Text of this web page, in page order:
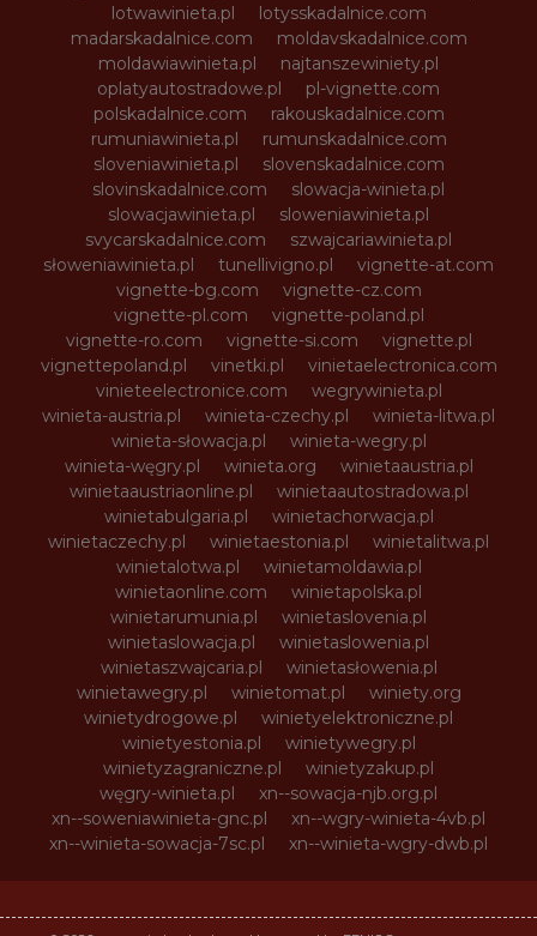
lotwawinieta.pl
lotysskadalnice.com
madarskadalnice.com
moldavskadalnice.com
moldawiawinieta.pl
najtanszewiniety.pl
oplatyautostradowe.pl
pl-vignette.com
polskadalnice.com
rakouskadalnice.com
rumuniawinieta.pl
rumunskadalnice.com
sloveniawinieta.pl
slovenskadalnice.com
slovinskadalnice.com
slowacja-winieta.pl
slowacjawinieta.pl
sloweniawinieta.pl
svycarskadalnice.com
szwajcariawinieta.pl
słoweniawinieta.pl
tunellivigno.pl
vignette-at.com
vignette-bg.com
vignette-cz.com
vignette-pl.com
vignette-poland.pl
vignette-ro.com
vignette-si.com
vignette.pl
vignettepoland.pl
vinetki.pl
vinietaelectronica.com
vinieteelectronice.com
wegrywinieta.pl
winieta-austria.pl
winieta-czechy.pl
winieta-litwa.pl
winieta-słowacja.pl
winieta-wegry.pl
winieta-węgry.pl
winieta.org
winietaaustria.pl
winietaaustriaonline.pl
winietaautostradowa.pl
winietabulgaria.pl
winietachorwacja.pl
winietaczechy.pl
winietaestonia.pl
winietalitwa.pl
winietalotwa.pl
winietamoldawia.pl
winietaonline.com
winietapolska.pl
winietarumunia.pl
winietaslovenia.pl
winietaslowacja.pl
winietaslowenia.pl
winietaszwajcaria.pl
winietasłowenia.pl
winietawegry.pl
winietomat.pl
winiety.org
winietydrogowe.pl
winietyelektroniczne.pl
winietyestonia.pl
winietywegry.pl
winietyzagraniczne.pl
winietyzakup.pl
węgry-winieta.pl
xn--sowacja-njb.org.pl
xn--soweniawinieta-gnc.pl
xn--wgry-winieta-4vb.pl
xn--winieta-sowacja-7sc.pl
xn--winieta-wgry-dwb.pl